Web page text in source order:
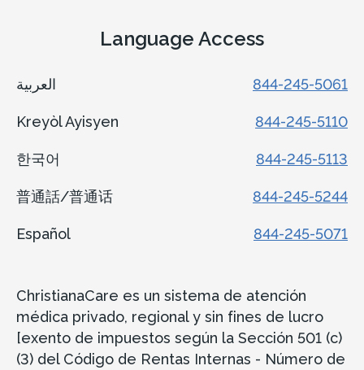
Language Access
844-245-5061
Kreyòl Ayisyen 844-245-5110
한국어 844-245-5113
普通話/普通话 844-245-5244
Español 844-245-5071
ChristianaCare es un sistema de atención
médica privado, regional y sin fines de lucro
[exento de impuestos según la Sección 501 (c)
(3) del Código de Rentas Internas - Número de